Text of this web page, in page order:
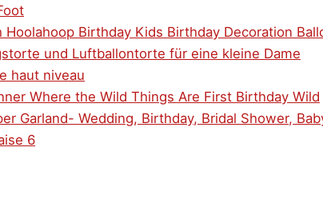
Hoolahoop Birthday Kids Birthday Decoration
und Luftballontorte für eine kleine Dame
haut niveau
Where the Wild Things Are First Birthday Wild
Garland- Wedding, Birthday, Bridal Shower,
6